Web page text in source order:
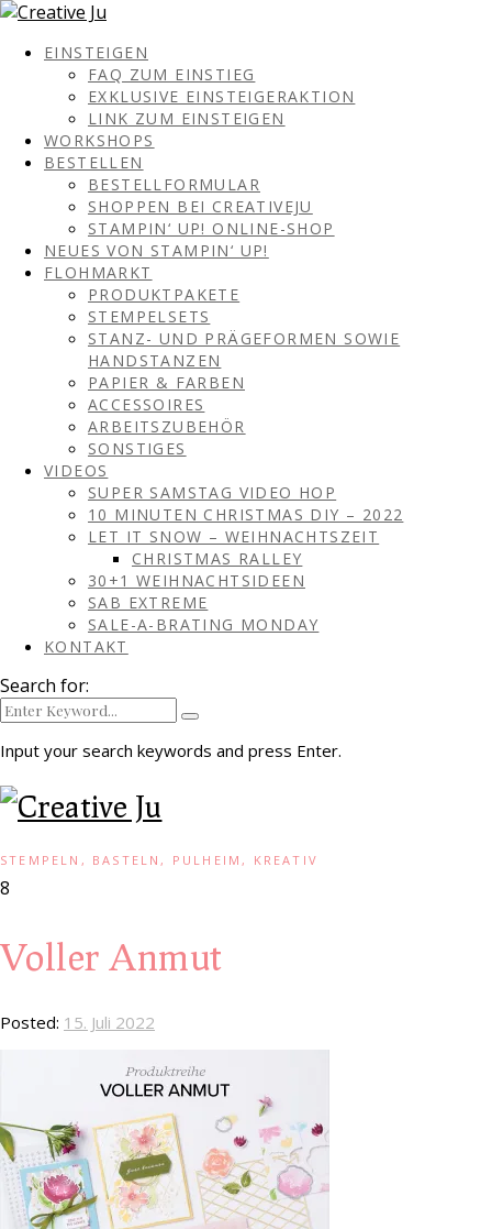
EINSTEIGEN
FAQ ZUM EINSTIEG
EXKLUSIVE EINSTEIGERAKTION
LINK ZUM EINSTEIGEN
WORKSHOPS
BESTELLEN
BESTELLFORMULAR
SHOPPEN BEI CREATIVEJU
STAMPIN‘ UP! ONLINE-SHOP
NEUES VON STAMPIN‘ UP!
FLOHMARKT
PRODUKTPAKETE
STEMPELSETS
STANZ- UND PRÄGEFORMEN SOWIE
HANDSTANZEN
PAPIER & FARBEN
ACCESSOIRES
ARBEITSZUBEHÖR
SONSTIGES
VIDEOS
SUPER SAMSTAG VIDEO HOP
10 MINUTEN CHRISTMAS DIY – 2022
LET IT SNOW – WEIHNACHTSZEIT
CHRISTMAS RALLEY
30+1 WEIHNACHTSIDEEN
SAB EXTREME
SALE-A-BRATING MONDAY
KONTAKT
Search for:
Input your search keywords and press Enter.
STEMPELN, BASTELN, PULHEIM, KREATIV
8
Voller Anmut
Posted: 15. Juli 2022